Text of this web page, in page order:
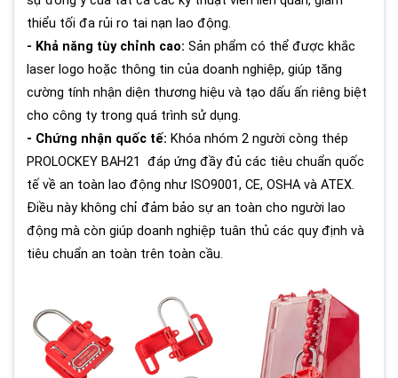
thiểu tối đa rủi ro tai nạn lao động.
- Khả năng tùy chỉnh cao: Sản phẩm có thể được khắc
laser logo hoặc thông tin của doanh nghiệp, giúp tăng
cường tính nhận diện thương hiệu và tạo dấu ấn riêng biệt
cho công ty trong quá trình sử dụng.
- Chứng nhận quốc tế: Khóa nhóm 2 người còng thép
PROLOCKEY BAH21 đáp ứng đầy đủ các tiêu chuẩn quốc
tế về an toàn lao động như ISO9001, CE, OSHA và ATEX.
Điều này không chỉ đảm bảo sự an toàn cho người lao
động mà còn giúp doanh nghiệp tuân thủ các quy định và
tiêu chuẩn an toàn trên toàn cầu.